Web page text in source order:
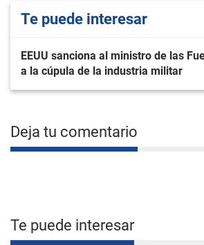
Te puede interesar
EEUU sanciona al ministro de las
a la cúpula de la industria militar
Deja tu comentario
Te puede interesar